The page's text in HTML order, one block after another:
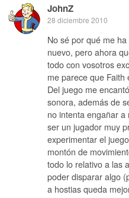
JohnZ
28 diciembre 2010
No sé por qué me
nuevo, pero ahora
todo con vosotros
me parece que Faith
Del juego me
sonora, además de
no intenta engañar
ser un jugador muy
experimentar el
montón de
todo lo relativo a las
poder disparar algo
a hostias queda